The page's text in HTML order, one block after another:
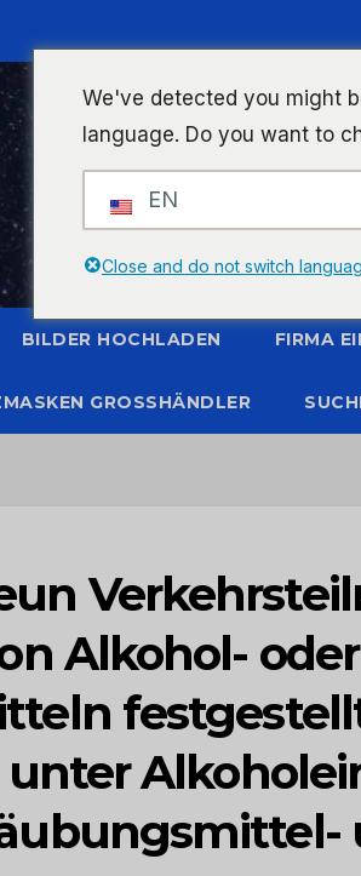
BILDER HOCHLADEN FIRMA
GROSSHÄNDLER
Alkohol- oder
We've detected you might
language. Do you want to
EN
Close and do not switch